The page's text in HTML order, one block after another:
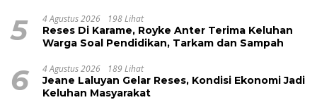
5 4 Agustus 2026 198 Lihat
Reses Di Karame, Royke Anter Terima Keluhan
Warga Soal Pendidikan, Tarkam dan Sampah
6 4 Agustus 2026 189 Lihat
Jeane Laluyan Gelar Reses, Kondisi Ekonomi Jadi
Keluhan Masyarakat